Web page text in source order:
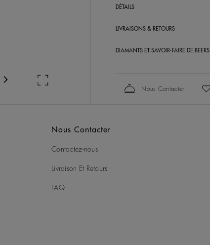
DÉTAILS
LIVRAISONS & RETOURS
DIAMANTS ET SAVOIR-FAIRE DE BEERS
Nous Contacter
Nous Contacter
Contactez-nous
Livraison Et Retours
FAQ